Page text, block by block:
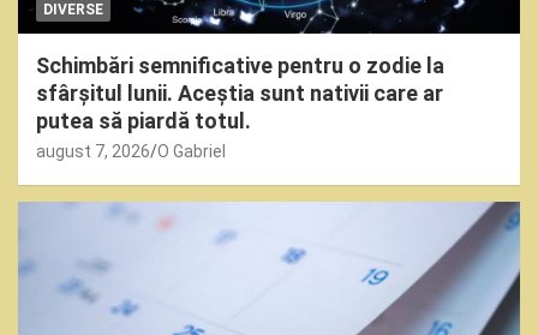
DIVERSE
Schimbări semnificative pentru o zodie la
sfârșitul lunii. Aceștia sunt nativii care ar
putea să piardă totul.
august 7, 2026 O Gabriel